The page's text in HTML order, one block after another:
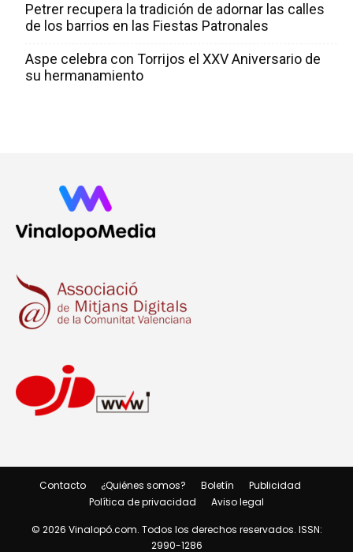
Petrer recupera la tradición de adornar las calles
de los barrios en las Fiestas Patronales
Aspe celebra con Torrijos el XXV Aniversario de
su hermanamiento
Contacto ¿Quiénes somos? Boletín
Publicidad
Política de privacidad
Aviso legal
© 2026 Vinalopó.com. Todos los derechos reservados. ISSN:
2990-1286